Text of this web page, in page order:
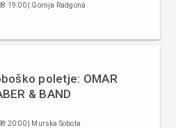
19:00 | Gornja Radgona
poletje: OMAR
& BAND
20:00 | Murska Sobota